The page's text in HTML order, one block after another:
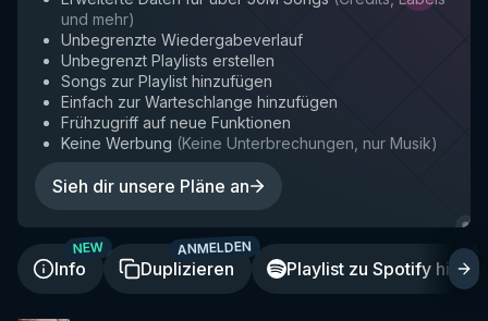
und mehr)
Unbegrenzte Wiedergabeverlauf
Unbegrenzt Playlists erstellen
Songs zur Playlist hinzufügen
Einfach zur Warteschlange hinzufügen
Frühzugriff auf neue Funktionen
Keine Werbung (Keine Unterbrechungen, nur Musik)
Sieh dir unsere Pläne an
Info
NEW
Duplizieren
ANMELDEN
Playlist zu Spotify